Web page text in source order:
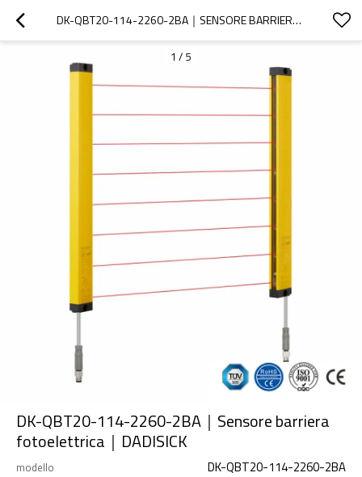
DK-QBT20-114-2260-2BA｜SENSORE BARRIERA FOTOELETTRICA｜DADISICK
1 / 5
DK-QBT20-114-2260-2BA｜Sensore barriera
fotoelettrica｜DADISICK
modello DK-QBT20-114-2260-2BA